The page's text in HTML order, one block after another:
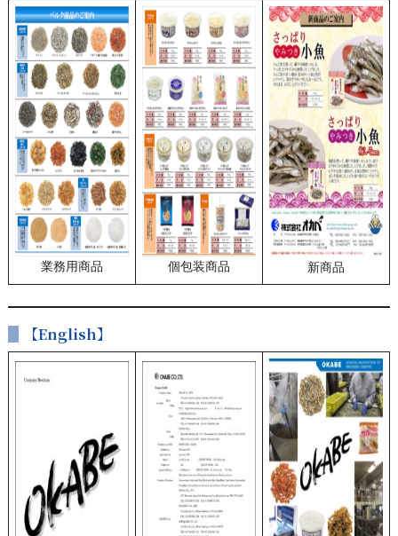
業務用商品 個包装商品 新商品
【English】